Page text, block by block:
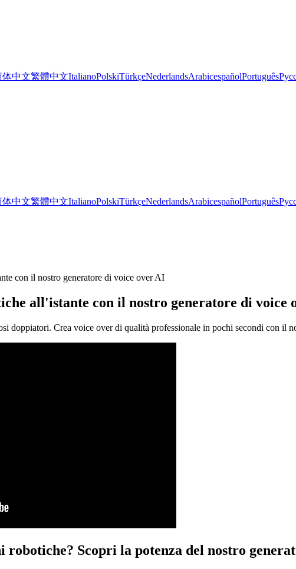
体中文繁體中文ItalianoPolskiTürkçeNederlandsArabicespañolPortuguês
体中文繁體中文ItalianoPolskiTürkçeNederlandsArabicespañolPortuguês
con il nostro generatore di voice over AI
all'istante con il nostro generatore di voice
doppiatori. Crea voice over di qualità professionale in pochi secondi con il
Scopri la potenza del nostro